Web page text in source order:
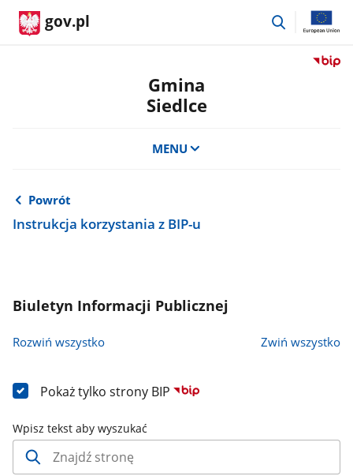
gov.pl
przejdź
Przejdź
Gmina
Siedlce
MENU
Powrót
Instrukcja korzystania z BIP-u
Biuletyn Informacji Publicznej
Rozwiń wszystko Zwiń wszystko
Pokaż tylko strony BIP
Wpisz tekst aby wyszukać